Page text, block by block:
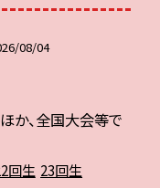
08/04
か、全国大会等で
回生 23回生